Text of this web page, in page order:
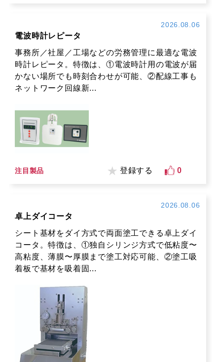
2026.08.06
電波時計レピータ
事務所／社屋／工場などの労務管理に最適な電波
時計レピータ。特徴は、①電波時計用の電波が届
かない場所でも時刻合わせが可能、②配線工事も
ネットワーク回線新...
注目製品 登録する 0
2026.08.06
卓上ダイコータ
シート基材をダイ方式で両面塗工できる卓上ダイ
コータ。特徴は、①独自シリンジ方式で低粘度〜
高粘度、薄膜〜厚膜まで塗工対応可能、②塗工吸
着板で基材を吸着固...